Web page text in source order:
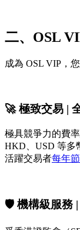
二、OSL
成為 OSL VIP，
🚀 極致交易 |
極具競爭力的費
HKD、USD 等多
活躍交易者每年
🛡️ 機構級服務